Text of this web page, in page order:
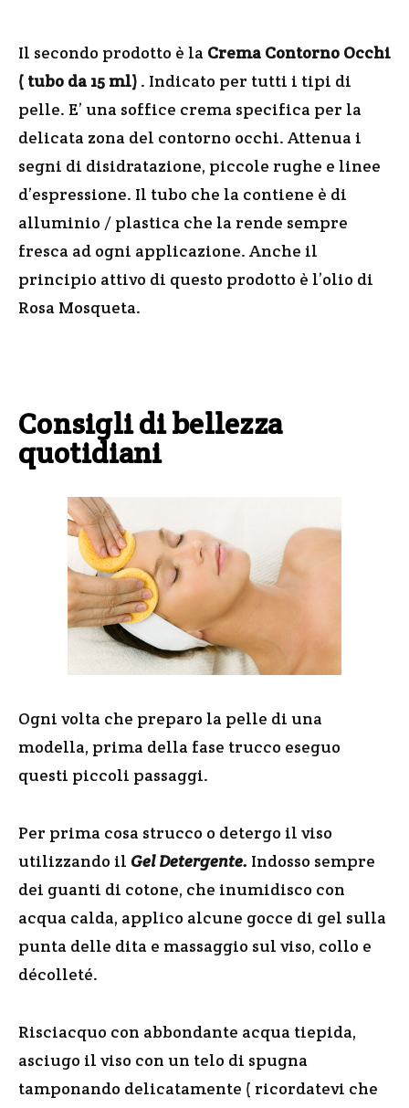
Il secondo prodotto è la Crema Contorno Occhi
( tubo da 15 ml) . Indicato per tutti i tipi di
pelle. E’ una soffice crema specifica per la
delicata zona del contorno occhi. Attenua i
segni di disidratazione, piccole rughe e linee
d’espressione. Il tubo che la contiene è di
alluminio / plastica che la rende sempre
fresca ad ogni applicazione. Anche il
principio attivo di questo prodotto è l’olio di
Rosa Mosqueta.
Consigli di bellezza
quotidiani
Ogni volta che preparo la pelle di una
modella, prima della fase trucco eseguo
questi piccoli passaggi.
Per prima cosa strucco o detergo il viso
utilizzando il Gel Detergente. Indosso sempre
dei guanti di cotone, che inumidisco con
acqua calda, applico alcune gocce di gel sulla
punta delle dita e massaggio sul viso, collo e
décolleté.
Risciacquo con abbondante acqua tiepida,
asciugo il viso con un telo di spugna
tamponando delicatamente ( ricordatevi che